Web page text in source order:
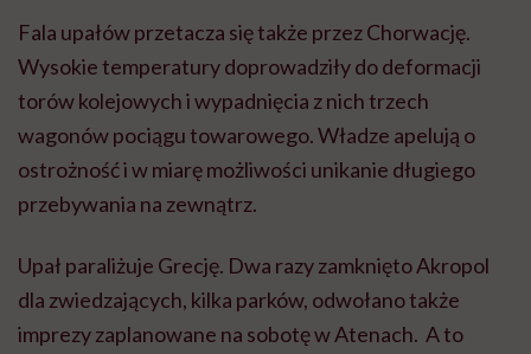
Fala upałów przetacza się także przez Chorwację.
Wysokie temperatury doprowadziły do deformacji
torów kolejowych i wypadnięcia z nich trzech
wagonów pociągu towarowego. Władze apelują o
ostrożność i w miarę możliwości unikanie długiego
przebywania na zewnątrz.
Upał paraliżuje Grecję. Dwa razy zamknięto Akropol
dla zwiedzających, kilka parków, odwołano także
imprezy zaplanowane na sobotę w Atenach. A to